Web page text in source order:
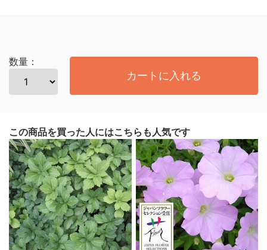
数量：
カートに入れる
この商品を買った人にはこちらも人気です